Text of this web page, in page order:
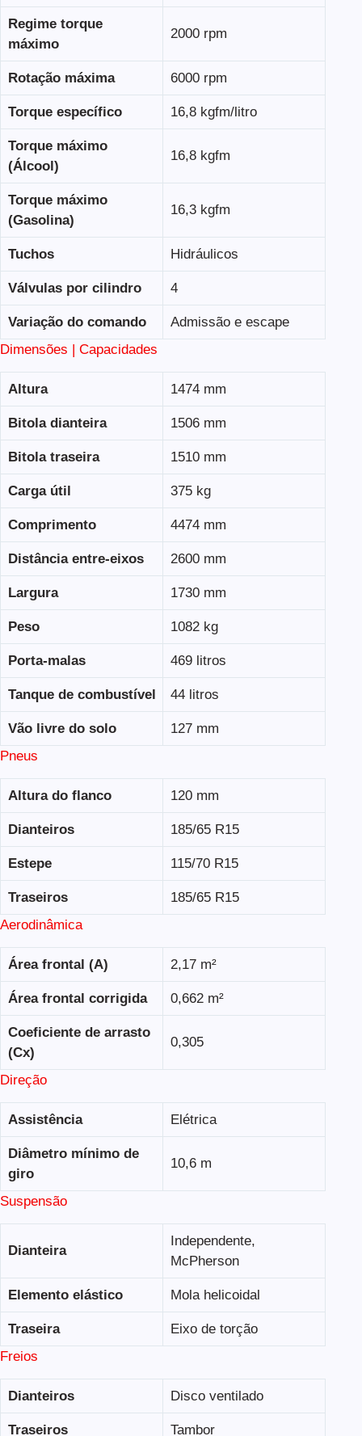
Regime torque
máximo
2000 rpm
Rotação máxima 6000 rpm
Torque específico 16,8 kgfm/litro
Torque máximo
(Álcool)
16,8 kgfm
Torque máximo
(Gasolina)
16,3 kgfm
Tuchos Hidráulicos
Válvulas por cilindro 4
Variação do comando
Admissão e escape
Dimensões | Capacidades
Altura 1474 mm
Bitola dianteira 1506 mm
Bitola traseira 1510 mm
Carga útil 375 kg
Comprimento 4474 mm
Distância entre-eixos 2600 mm
Largura 1730 mm
Peso 1082 kg
Porta-malas 469 litros
Tanque de combustível 44 litros
Vão livre do solo
127 mm
Pneus
Altura do flanco 120 mm
Dianteiros 185/65 R15
Estepe 115/70 R15
Traseiros
185/65 R15
Aerodinâmica
Área frontal (A) 2,17 m²
Área frontal corrigida 0,662 m²
Coeficiente de arrasto
(Cx)
0,305
Direção
Assistência Elétrica
Diâmetro mínimo de
giro
10,6 m
Suspensão
Dianteira
Independente,
McPherson
Elemento elástico Mola helicoidal
Traseira
Eixo de torção
Freios
Dianteiros Disco ventilado
Traseiros Tambor